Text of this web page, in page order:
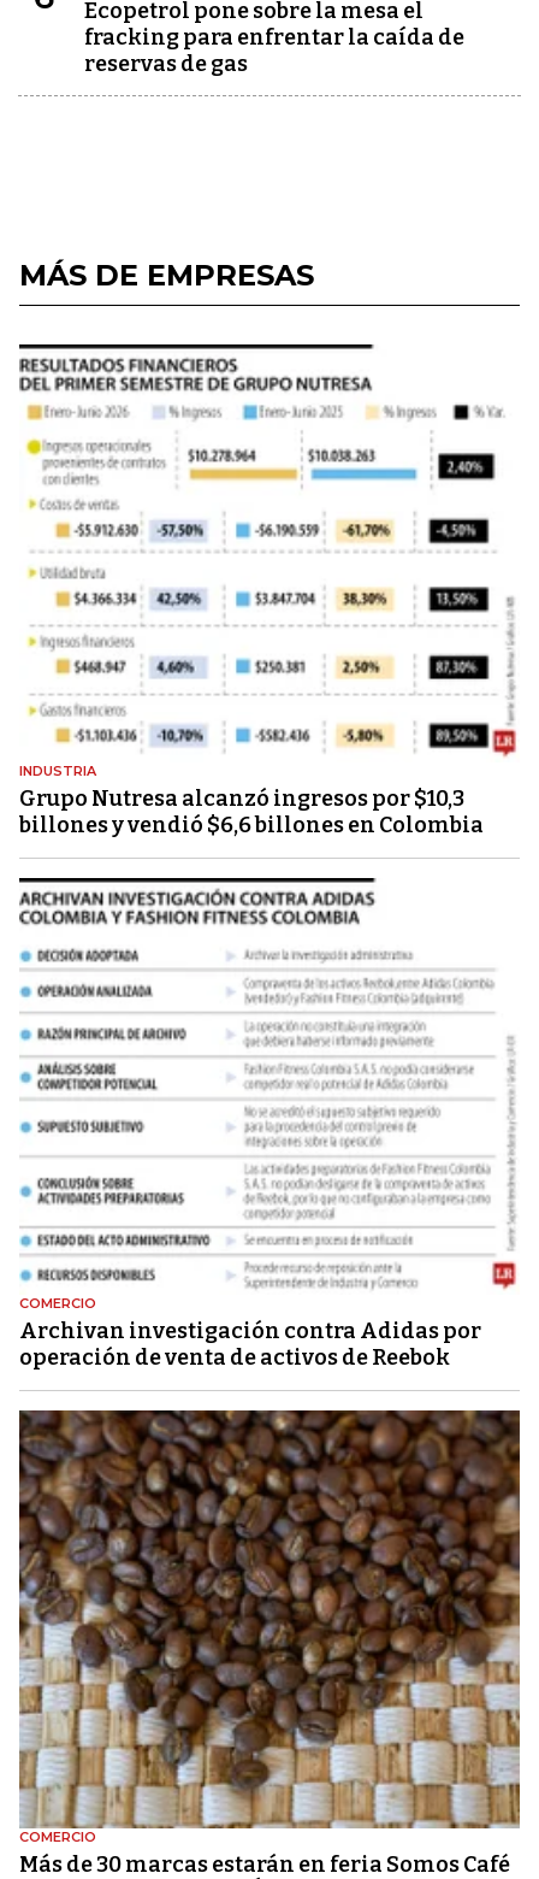
Ecopetrol pone sobre la mesa el
fracking para enfrentar la caída de
reservas de gas
MÁS DE EMPRESAS
INDUSTRIA
Grupo Nutresa alcanzó ingresos por $10,3
billones y vendió $6,6 billones en Colombia
COMERCIO
Archivan investigación contra Adidas por
operación de venta de activos de Reebok
COMERCIO
Más de 30 marcas estarán en feria Somos Café